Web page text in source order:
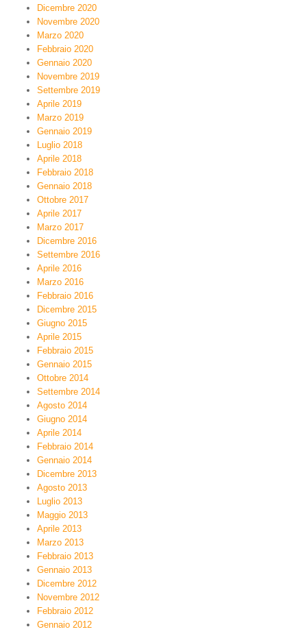
Dicembre 2020
Novembre 2020
Marzo 2020
Febbraio 2020
Gennaio 2020
Novembre 2019
Settembre 2019
Aprile 2019
Marzo 2019
Gennaio 2019
Luglio 2018
Aprile 2018
Febbraio 2018
Gennaio 2018
Ottobre 2017
Aprile 2017
Marzo 2017
Dicembre 2016
Settembre 2016
Aprile 2016
Marzo 2016
Febbraio 2016
Dicembre 2015
Giugno 2015
Aprile 2015
Febbraio 2015
Gennaio 2015
Ottobre 2014
Settembre 2014
Agosto 2014
Giugno 2014
Aprile 2014
Febbraio 2014
Gennaio 2014
Dicembre 2013
Agosto 2013
Luglio 2013
Maggio 2013
Aprile 2013
Marzo 2013
Febbraio 2013
Gennaio 2013
Dicembre 2012
Novembre 2012
Febbraio 2012
Gennaio 2012